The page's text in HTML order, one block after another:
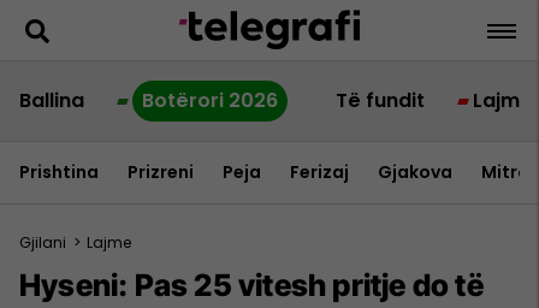
Ballina Botërori 2026 Të fundit Lajme
Prishtina Prizreni Peja Ferizaj Gjakova
Gjilani > Lajme
Hyseni: Pas 25 vitesh pritje do të